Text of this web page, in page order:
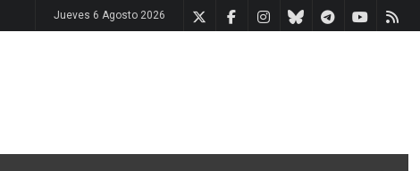
Jueves 6 Agosto 2026